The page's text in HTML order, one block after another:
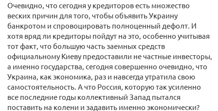
Очевидно, что сегодня у кредиторов есть множество
веских причин для того, чтобы объявить Украину
банкротом и спровоцировать полноценный дефолт. И
хотя вряд ли кредиторы пойдут на это, особенно учитывая
тот факт, что большую часть заемных средств
официальному Киеву предоставили не частные инвесторы,
а именно государства, сегодня совершенно очевидно, что
Украина, как экономика, раз и навсегда утратила свою
самостоятельность. А что Россия, которую так усиленно
все последние годы коллективный Запад пытался
поставить на колени и задавить именно экономически?